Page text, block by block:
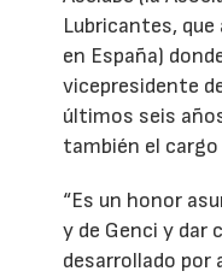
Lubricantes,
en España)
vicepresidente
últimos seis
también el
“Es un honor
y de Genci y dar
desarrollado por